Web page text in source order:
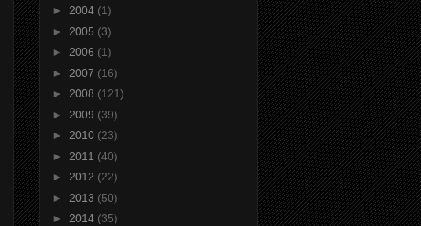
► 2004 (1)
► 2005 (3)
► 2006 (1)
► 2007 (16)
► 2008 (121)
► 2009 (39)
► 2010 (23)
► 2011 (40)
► 2012 (22)
► 2013 (50)
► 2014 (35)